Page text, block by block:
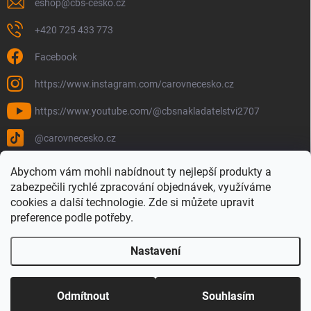
Abychom vám mohli nabídnout ty nejlepší produkty a
zabezpečili rychlé zpracování objednávek, využíváme
cookies a další technologie. Zde si můžete upravit
preference podle potřeby.
Nastavení
Odmítnout Souhlasím
eshop@cbs-cesko.cz
+420 725 433 773
Facebook
https://www.instagram.com/carovnecesko.cz
https://www.youtube.com/@cbsnakladatelstvi2707
@carovnecesko.cz
Copyright 2026Čarovné Česko - Knihy, Mapy a Mapová móda. Všechna
práva vyhrazena.
Upravit nastavení cookies